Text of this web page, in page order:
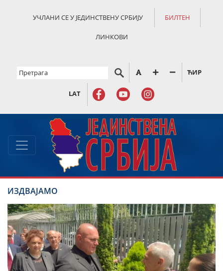
УЧЛАНИ СЕ У ЈЕДИНСТВЕНУ СРБИЈУ БИЛТЕН
ЛИНКОВИ
ЋИР
LAT
ИЗДВАЈАМО